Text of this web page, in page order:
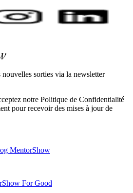
sorties via la newsletter
notre Politique de Confidentialité
pour recevoir des mises à jour de
MentorShow
For Good